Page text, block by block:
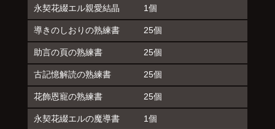
永契花綴エル親愛結晶 1個
導きのしおりの熟練書 25個
助言の頁の熟練書 25個
古記憶解読の熟練書 25個
花飾恩寵の熟練書 25個
永契花綴エルの魔導書 1個